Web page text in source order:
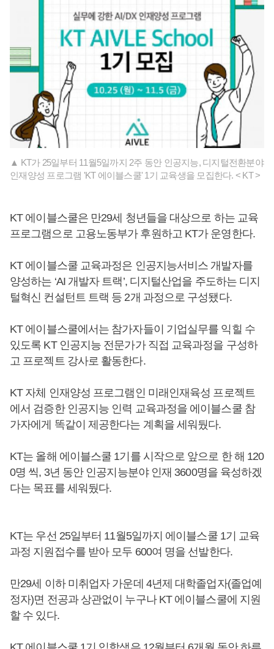
▲ KT가 25일부터 11월5일까지 2주 동안 인공지능, 디지털전환분야
인재양성 프로그램 'KT 에이블스쿨' 1기 교육생을 모집한다. < KT >
KT 에이블스쿨은 만29세 청년들을 대상으로 하는 교육
프로그램으로 고용노동부가 후원하고 KT가 운영한다.
KT 에이블스쿨 교육과정은 인공지능서비스 개발자를
양성하는 ‘AI 개발자 트랙’, 디지털산업을 주도하는 디지
털혁신 컨설턴트 트랙 등 2개 과정으로 구성됐다.
KT 에이블스쿨에서는 참가자들이 기업실무를 익힐 수
있도록 KT 인공지능 전문가가 직접 교육과정을 구성하
고 프로젝트 강사로 활동한다.
KT 자체 인재양성 프로그램인 미래인재육성 프로젝트
에서 검증한 인공지능 인력 교육과정을 에이블스쿨 참
가자에게 똑같이 제공한다는 계획을 세워뒀다.
KT는 올해 에이블스쿨 1기를 시작으로 앞으로 한 해 120
0명 씩, 3년 동안 인공지능분야 인재 3600명을 육성하겠
다는 목표를 세워뒀다.
KT는 우선 25일부터 11월5일까지 에이블스쿨 1기 교육
과정 지원접수를 받아 모두 600여 명을 선발한다.
만29세 이하 미취업자 가운데 4년제 대학졸업자(졸업예
정자)면 전공과 상관없이 누구나 KT 에이블스쿨에 지원
할 수 있다.